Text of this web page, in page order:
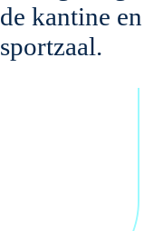
de kantine
sportzaal.